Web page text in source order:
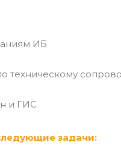
ИБ
техническому
и ГИС
задачи: